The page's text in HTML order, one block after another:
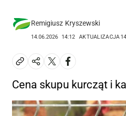
Remigiusz Kryszewski
14.06.2026 14:12 AKTUALIZACJA
Cena skupu kurcząt i